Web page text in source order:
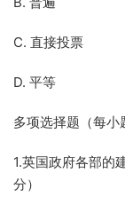
C. 直接投票
D. 平等
多项选择题（每小
1.英国政府各部的
分）